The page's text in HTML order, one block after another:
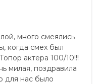
много смеялись
когда смех был
актера 100/10!!!
милая, поздравила
для нас было